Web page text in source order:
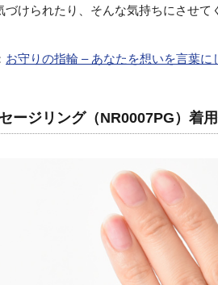
づけられたり、そんな気持ちにさせて
お守りの指輪 – あなたを想いを言葉に
ージリング（NR0007PG）着